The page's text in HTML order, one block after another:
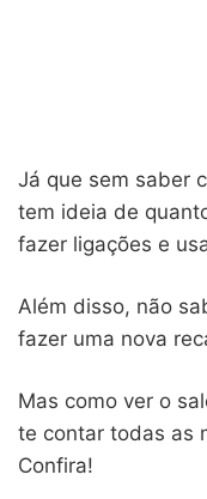
Já que sem saber
tem ideia de
fazer ligações e
Além disso, não
fazer uma nova
Mas como ver o
te contar todas as
Confira!